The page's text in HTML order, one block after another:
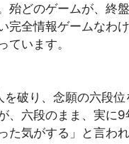
殆どのゲームが、終
完全情報ゲームなわ
ています。
破り、念願の六段
、六段のまま、実に
た気がする」と言わ